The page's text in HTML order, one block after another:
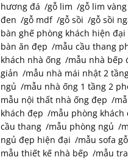
hương đá
gỗ lim gỗ lim vàng
đen
gỗ mdf gỗ sồi gỗ sồi
bàn ghế phòng khách hiện đại
bàn ăn đẹp
mẫu cầu thang
khách nhà ống
mẫu nhà bếp
giản
mẫu nhà mái nhật 2
ngủ
mẫu nhà ống 1 tầng 2
mẫu nội thất nhà ống đẹp
khách đẹp
mẫu phòng khách
cầu thang
mẫu phòng ngủ
ngủ đẹp hiện đại
mẫu sofa
mẫu thiết kế nhà bếp
mẫu